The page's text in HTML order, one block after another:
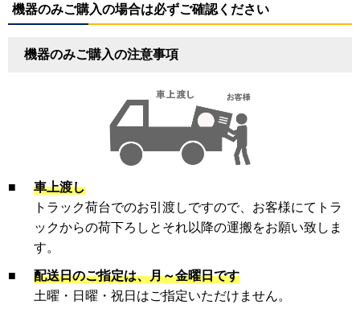
機器のみご購入の場合は必ずご確認ください
機器のみご購入の注意事項
■
車上渡し
トラック荷台でのお引渡しですので、お客様にてトラ
ックからの荷下ろしとそれ以降の運搬をお願い致しま
す。
■
配送日のご指定は、月～金曜日です
土曜・日曜・祝日はご指定いただけません。